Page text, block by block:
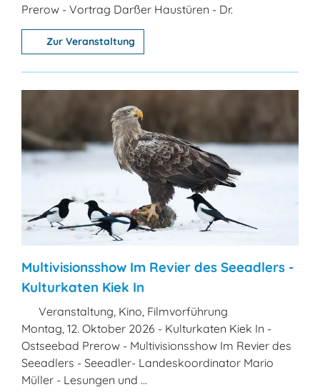
Prerow - Vortrag Darßer Haustüren - Dr.
Zur Veranstaltung
Multivisionsshow Im Revier des Seeadlers -
Kulturkaten Kiek In
Veranstaltung, Kino, Filmvorführung
Montag, 12. Oktober 2026 - Kulturkaten Kiek In -
Ostseebad Prerow - Multivisionsshow Im Revier des
Seeadlers - Seeadler- Landeskoordinator Mario
Müller - Lesungen und ...